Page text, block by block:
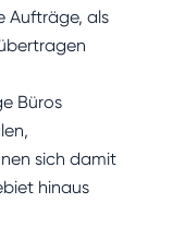
Aufträge, als
Büros
sich damit
hinaus